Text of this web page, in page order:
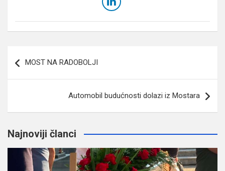
članaka
MOST NA RADOBOLJI
Automobil budućnosti dolazi iz Mostara
Najnoviji članci